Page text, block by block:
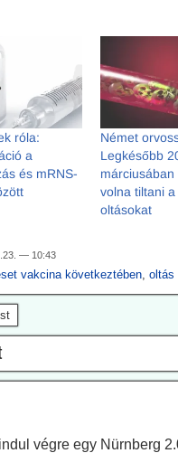
róla:
a
és mRNS-
Német
Legkésőbb
márciusában
volna tiltani
oltásokat
— 10:43
vakcina következtében ,oltás
végre egy Nürnberg